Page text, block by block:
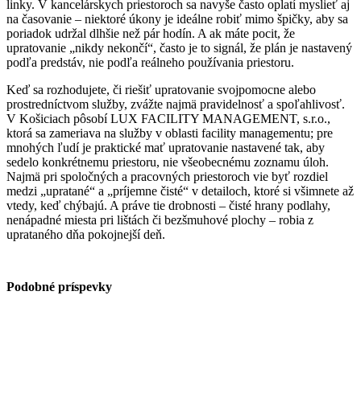
linky. V kancelárskych priestoroch sa navyše často oplatí myslieť aj
na časovanie – niektoré úkony je ideálne robiť mimo špičky, aby sa
poriadok udržal dlhšie než pár hodín. A ak máte pocit, že
upratovanie „nikdy nekončí“, často je to signál, že plán je nastavený
podľa predstáv, nie podľa reálneho používania priestoru.
Keď sa rozhodujete, či riešiť upratovanie svojpomocne alebo
prostredníctvom služby, zvážte najmä pravidelnosť a spoľahlivosť.
V Košiciach pôsobí LUX FACILITY MANAGEMENT, s.r.o.,
ktorá sa zameriava na služby v oblasti facility managementu; pre
mnohých ľudí je praktické mať upratovanie nastavené tak, aby
sedelo konkrétnemu priestoru, nie všeobecnému zoznamu úloh.
Najmä pri spoločných a pracovných priestoroch vie byť rozdiel
medzi „upratané“ a „príjemne čisté“ v detailoch, ktoré si všimnete až
vtedy, keď chýbajú. A práve tie drobnosti – čisté hrany podlahy,
nenápadné miesta pri lištách či bezšmuhové plochy – robia z
uprataného dňa pokojnejší deň.
Podobné príspevky